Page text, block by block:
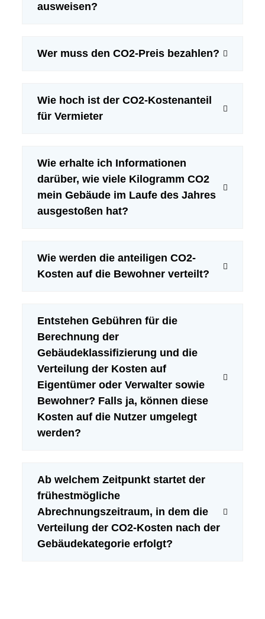
32 bis <37 kg
37 bis <42 kg
CO2/m²/a
CO2/m²/a
30%
47 bis <52 kg
CO2/m²/a
20% 80%
ausweisen?
Wer muss den CO2-Preis bezahlen?
Wie hoch ist der CO2-Kostenanteil
für Vermieter
Wie erhalte ich Informationen
darüber, wie viele Kilogramm CO2
mein Gebäude im Laufe des Jahres
ausgestoßen hat?
Wie werden die anteiligen CO2-
Kosten auf die Bewohner verteilt?
Entstehen Gebühren für die
Berechnung der
Gebäudeklassifizierung und die
Verteilung der Kosten auf
Eigentümer oder Verwalter sowie
Bewohner? Falls ja, können diese
Kosten auf die Nutzer umgelegt
werden?
Ab welchem Zeitpunkt startet der
frühestmögliche
Abrechnungszeitraum, in dem die
Verteilung der CO2-Kosten nach der
Gebäudekategorie erfolgt?